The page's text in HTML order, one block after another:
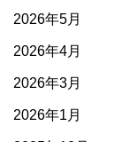
2026年5月
2026年4月
2026年3月
2026年1月